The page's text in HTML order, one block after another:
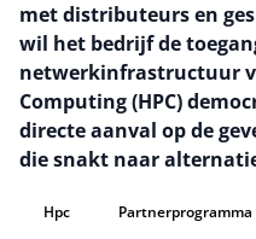
met distributeurs en
wil het bedrijf de
netwerkinfrastructuur
Computing (HPC)
directe aanval op de
die snakt naar
Hpc Partnerprogramma